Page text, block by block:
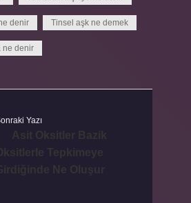
denir Tinsel aşk ne demek
ne denir
Yazı